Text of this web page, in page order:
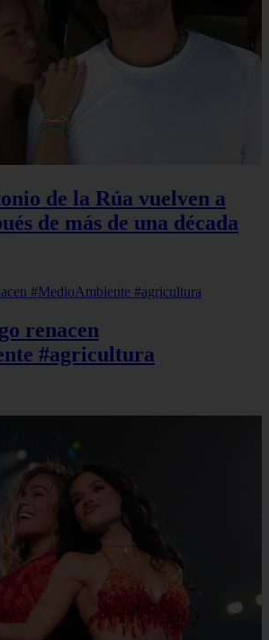
de la Rúa vuelven a
de más de una década
renacen
#agricultura